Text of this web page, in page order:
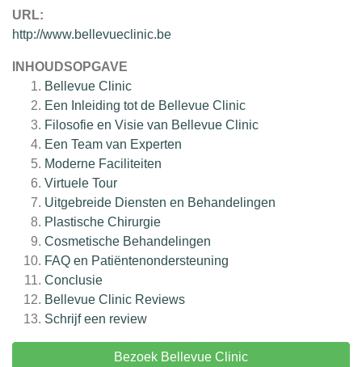
URL:
http://www.bellevueclinic.be
INHOUDSOPGAVE
Bellevue Clinic
Een Inleiding tot de Bellevue Clinic
Filosofie en Visie van Bellevue Clinic
Een Team van Experten
Moderne Faciliteiten
Virtuele Tour
Uitgebreide Diensten en Behandelingen
Plastische Chirurgie
Cosmetische Behandelingen
FAQ en Patiëntenondersteuning
Conclusie
Bellevue Clinic Reviews
Schrijf een review
Bezoek Bellevue Clinic